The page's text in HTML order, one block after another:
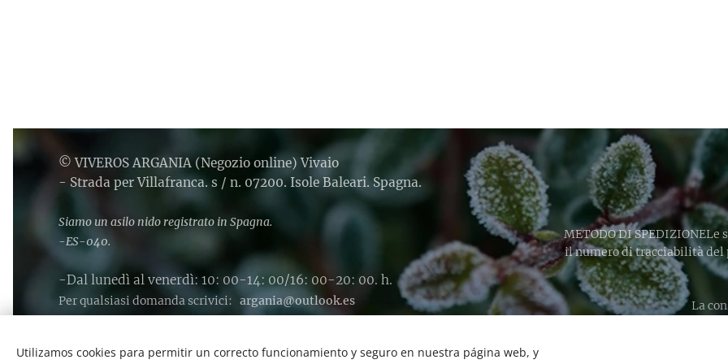
© VIVEROS ARGANIA (Negozio online) Vivaio
- Strada per Villafranca. s / n. 07200. Isole Baleari. Spagna.
Siamo un asilo nido registrato in Spagna.
-ES-040.
-Dal lunedì al venerdì: 10: 00-14: 00/16: 00-20: 00. h.
Per qualsiasi domanda scrivici: argania@outlook.es
METODO DI
il numero di tracciabilità del
La
Utilizamos cookies para permitir un correcto funcionamiento y seguro en nuestra página web, y